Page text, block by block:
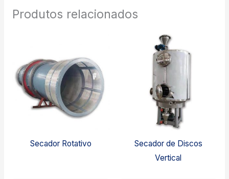
Produtos relacionados
Secador Rotativo
Secador de Discos
Vertical